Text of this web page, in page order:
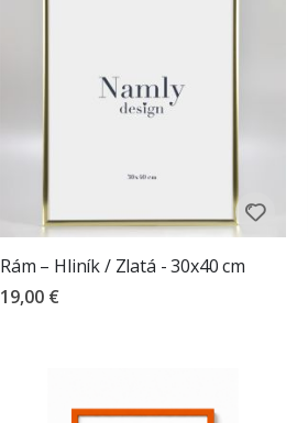
Rám – Hliník / Zlatá - 30x40 cm
19,00 €